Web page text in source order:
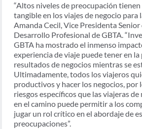
“Altos niveles de preocupación
tangible en los viajes de negocio para
Amanda Cecil, Vice Presidenta
Desarrollo Profesional de GBTA.
GBTA ha mostrado el inmenso
experiencia de viaje puede tener en
resultados de negocios mientras se
Ultimadamente, todos los viajeros
productivos y hacer los negocios, por
riesgos específicos que las viajeras
en el camino puede permitir a los
jugar un rol crítico en el abordaje de
preocupaciones”.